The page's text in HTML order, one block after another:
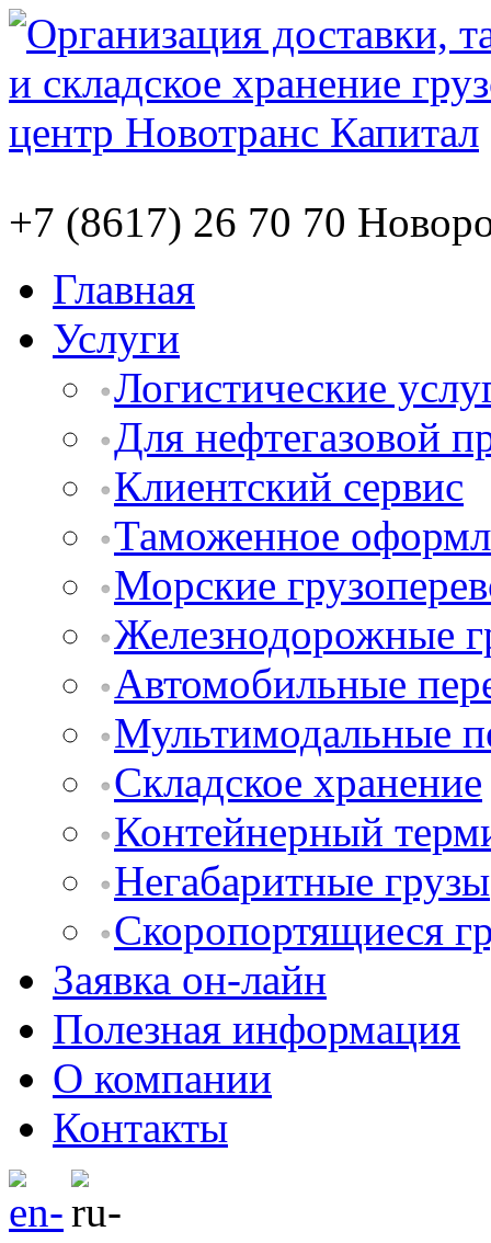
+7 (8617) 26 70 70
Главная
Услуги
Логистические
Для нефтегазовой
Клиентский сервис
Таможенное
Морские
Железнодорожные
Автомобильные
Мультимодальные
Складское хранение
Контейнерный
Негабаритные грузы
Скоропортящиеся
Заявка он-лайн
Полезная информация
О компании
Контакты